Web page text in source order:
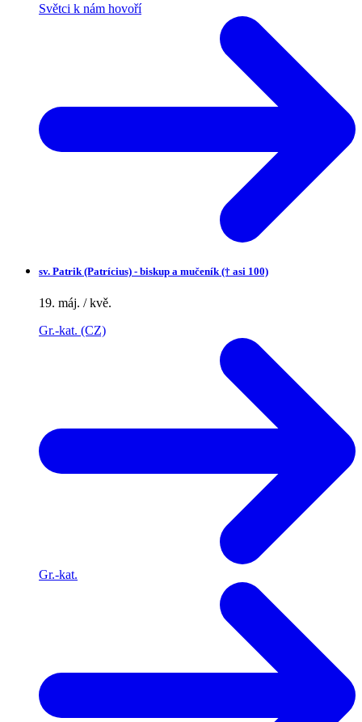
Světci k nám hovoří
sv. Patrik (Patrícius) - biskup a mučeník († asi 100)
19. máj. / kvě.
Gr.-kat. (CZ)
Gr.-kat.